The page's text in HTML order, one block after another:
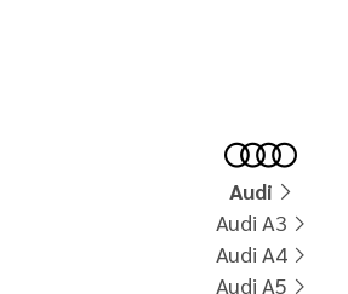
Audi
Audi A3
Audi A4
Audi A5